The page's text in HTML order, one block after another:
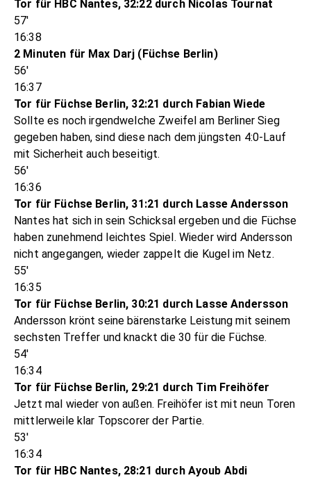
Tor für HBC Nantes, 32:22 durch Nicolas Tournat
57'
16:38
2 Minuten für Max Darj (Füchse Berlin)
56'
16:37
Tor für Füchse Berlin, 32:21 durch Fabian Wiede
Sollte es noch irgendwelche Zweifel am Berliner Sieg
gegeben haben, sind diese nach dem jüngsten 4:0-Lauf
mit Sicherheit auch beseitigt.
56'
16:36
Tor für Füchse Berlin, 31:21 durch Lasse Andersson
Nantes hat sich in sein Schicksal ergeben und die Füchse
haben zunehmend leichtes Spiel. Wieder wird Andersson
nicht angegangen, wieder zappelt die Kugel im Netz.
55'
16:35
Tor für Füchse Berlin, 30:21 durch Lasse Andersson
Andersson krönt seine bärenstarke Leistung mit seinem
sechsten Treffer und knackt die 30 für die Füchse.
54'
16:34
Tor für Füchse Berlin, 29:21 durch Tim Freihöfer
Jetzt mal wieder von außen. Freihöfer ist mit neun Toren
mittlerweile klar Topscorer der Partie.
53'
16:34
Tor für HBC Nantes, 28:21 durch Ayoub Abdi